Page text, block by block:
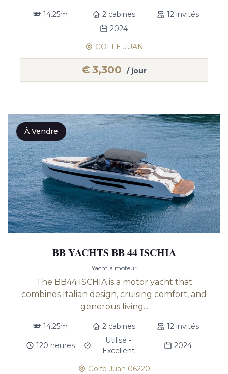
14.25m 2 cabines
12 invités
2024
GOLFE JUAN
€3,300 / jour
À Vendre
BB YACHTS BB 44 ISCHIA
Yacht à moteur
The BB44 ISCHIA is a motor yacht that
combines Italian design, cruising comfort, and
generous living...
14.25m 2 cabines 12 invités
120 heures
Utilisé -
Excellent
2024
Golfe Juan 06220